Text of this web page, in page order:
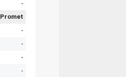
-
Promet
-
-
-
-